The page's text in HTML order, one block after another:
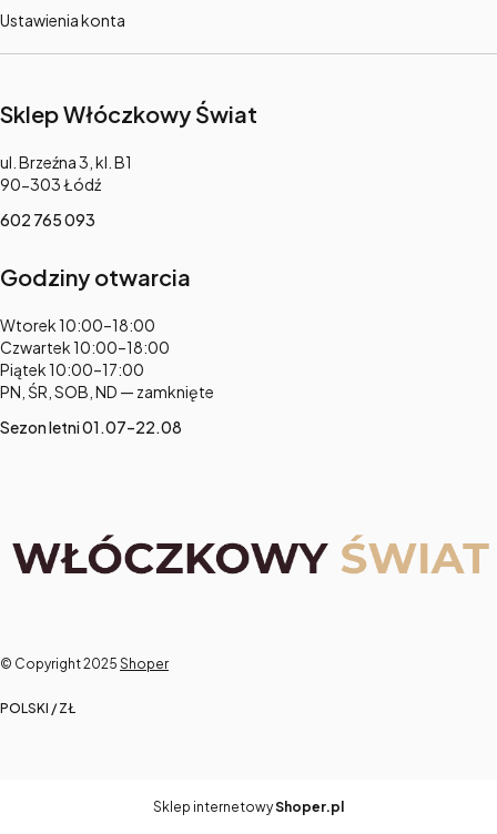
Ustawienia konta
Sklep Włóczkowy Świat
Adres:
ul. Brzeźna 3, kl. B1
90-303 Łódź
602 765 093
Godziny otwarcia
Adres:
Wtorek 10:00–18:00
Czwartek 10:00–18:00
Piątek 10:00–17:00
PN, ŚR, SOB, ND — zamknięte
Sezon letni 01.07–22.08
© Copyright 2025 Shoper
POLSKI / ZŁ
Sklep internetowyShoper.pl